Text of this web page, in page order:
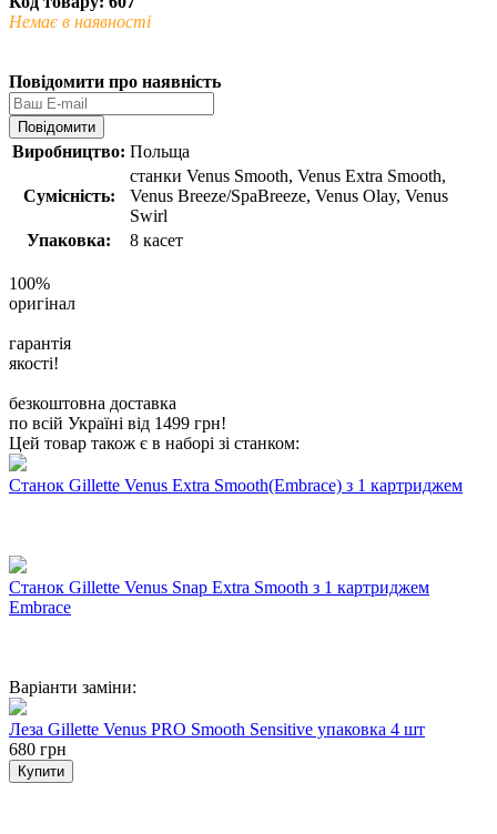
Немає в наявності
Повідомити про наявність
Повідомити
Виробництво: Польща
Сумісність:
станки Venus Smooth, Venus Extra Smooth,
Venus Breeze/SpaBreeze, Venus Olay, Venus
Swirl
Упаковка:
8 касет
100%
оригінал
гарантія
якості!
безкоштовна доставка
по всій Україні від 1499 грн!
Цей товар також є в наборі зі станком:
Станок Gillette Venus Extra Smooth(Embrace) з 1 картриджем
Станок Gillette Venus Snap Extra Smooth з 1 картриджем
Embrace
Варіанти заміни:
Леза Gillette Venus PRO Smooth Sensitive упаковка 4 шт
680 грн
Купити